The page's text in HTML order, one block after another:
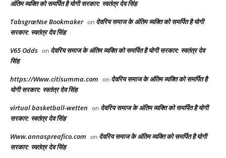
अंतिम व्यक्ति को समर्पित है योगी सरकार: स्वतंत्र देव सिंह
TabsgræNse Bookmaker on देवरिय समाज के अंतिम व्यक्ति को समर्पित है योगी
सरकार: स्वतंत्र देव सिंह
V65 Odds on देवरिय समाज के अंतिम व्यक्ति को समर्पित है योगी सरकार: स्वतंत्र देव
सिंह
https://Www.citisumma.com on देवरिय समाज के अंतिम व्यक्ति को समर्पित है
योगी सरकार: स्वतंत्र देव सिंह
virtual basketball-wetten on देवरिय समाज के अंतिम व्यक्ति को समर्पित है योगी
सरकार: स्वतंत्र देव सिंह
Www.annaspreafico.com on देवरिय समाज के अंतिम व्यक्ति को समर्पित है योगी
सरकार: स्वतंत्र देव सिंह